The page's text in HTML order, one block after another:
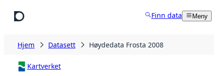
Finn data Meny
Hjem Datasett Høydedata Frosta 2008
Kartverket